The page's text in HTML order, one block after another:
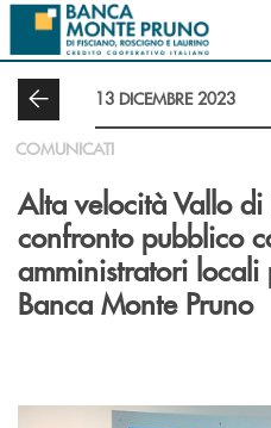
Salta al contenuto principale
13 DICEMBRE 2023
COMUNICATI
Alta velocità Vallo
confronto pubblico
amministratori locali
Banca Monte Pruno